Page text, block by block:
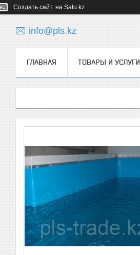
Создать сайт на Satu.kz
info@pls.kz
ГЛАВНАЯ ТОВАРЫ И УСЛУГИ